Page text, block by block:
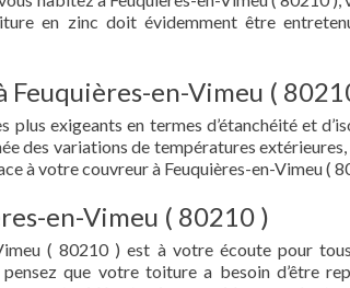
en zinc doit évidemment être
en-Vimeu (
plus exigeants en termes d’étanchéité et
des variations de températures
à votre couvreur à Feuquières-en-Vimeu (
en-Vimeu ( 80210 )
( 80210 ) est à votre écoute pour
que votre toiture a besoin d’être